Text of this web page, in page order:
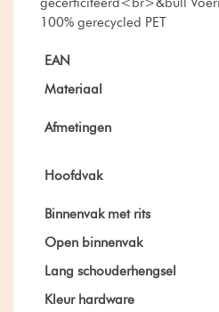
100% gerecycled PET
EAN
Materiaal
Afmetingen
Hoofdvak
Binnenvak met rits
Open binnenvak
Lang schouderhengsel
Kleur hardware